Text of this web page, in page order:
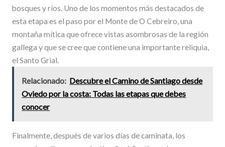
bosques y ríos. Uno de los momentos más destacados de
esta etapa es el paso por el Monte de O Cebreiro, una
montaña mítica que ofrece vistas asombrosas de la región
gallega y que se cree que contiene una importante reliquia,
el Santo Grial.
Relacionado: Descubre el Camino de Santiago desde
Oviedo por la costa: Todas las etapas que debes
conocer
Finalmente, después de varios días de caminata, los